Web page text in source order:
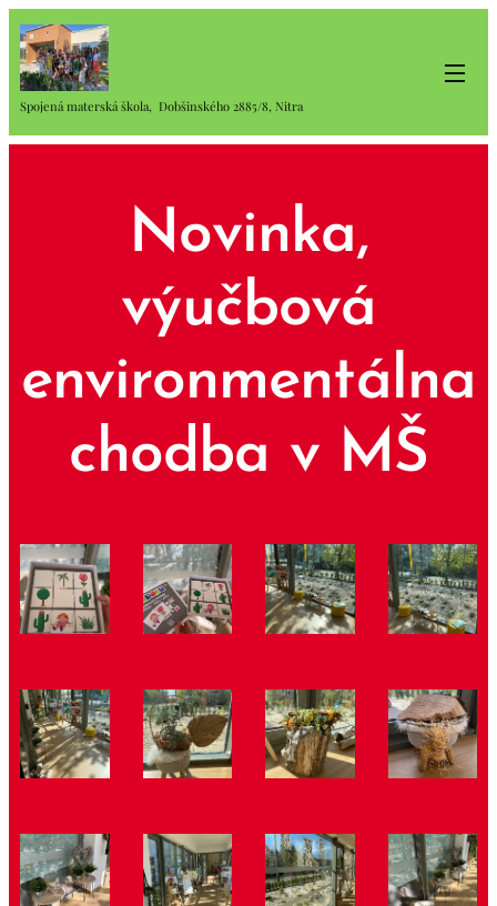
Spojená materská škola, Dobšinského 2885/8, Nitra
Novinka,
výučbová
environmentálna
chodba v MŠ